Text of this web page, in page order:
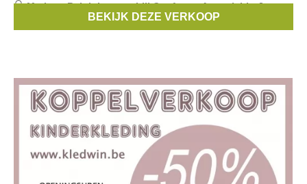
Merken:Ralph Lauren,Lili Gaufrette,Armani,Liu Jo,
BEKIJK DEZE VERKOOP